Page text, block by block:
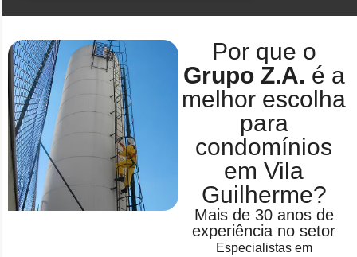
Por que o
Grupo Z.A. é a
melhor escolha
para
condomínios
em Vila
Guilherme?
Mais de 30 anos de
experiência no setor
Especialistas em